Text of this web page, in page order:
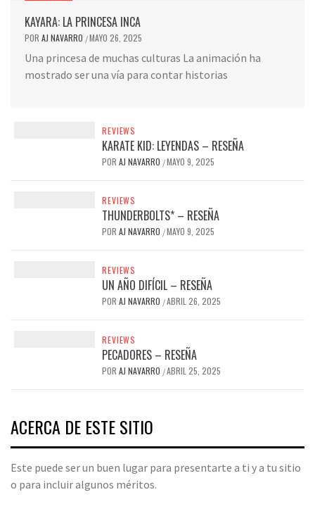
KAYARA: LA PRINCESA INCA
POR AJ NAVARRO /MAYO 26, 2025
Una princesa de muchas culturas La animación ha
mostrado ser una vía para contar historias
REVIEWS
KARATE KID: LEYENDAS – RESEÑA
POR AJ NAVARRO /MAYO 9, 2025
REVIEWS
THUNDERBOLTS* – RESEÑA
POR AJ NAVARRO /MAYO 9, 2025
REVIEWS
UN AÑO DIFÍCIL – RESEÑA
POR AJ NAVARRO /ABRIL 26, 2025
REVIEWS
PECADORES – RESEÑA
POR AJ NAVARRO /ABRIL 25, 2025
ACERCA DE ESTE SITIO
Este puede ser un buen lugar para presentarte a ti y a tu sitio
o para incluir algunos méritos.